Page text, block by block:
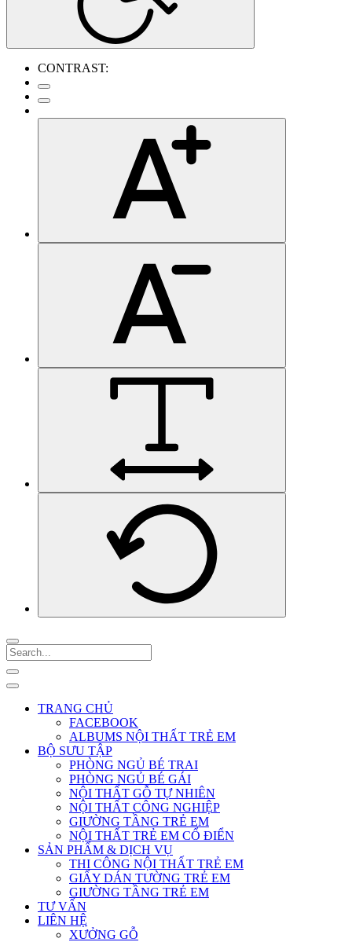
CONTRAST:
TRANG CHỦ
FACEBOOK
ALBUMS NỘI THẤT TRẺ EM
BỘ SƯU TẬP
PHÒNG NGỦ BÉ TRAI
PHÒNG NGỦ BÉ GÁI
NỘI THẤT GỖ TỰ NHIÊN
NỘI THẤT CÔNG NGHIỆP
GIƯỜNG TẦNG TRẺ EM
NỘI THẤT TRẺ EM CỔ ĐIỂN
SẢN PHẨM & DỊCH VỤ
THI CÔNG NỘI THẤT TRẺ EM
GIẤY DÁN TƯỜNG TRẺ EM
GIƯỜNG TẦNG TRẺ EM
TƯ VẤN
LIÊN HỆ
XƯỞNG GỖ